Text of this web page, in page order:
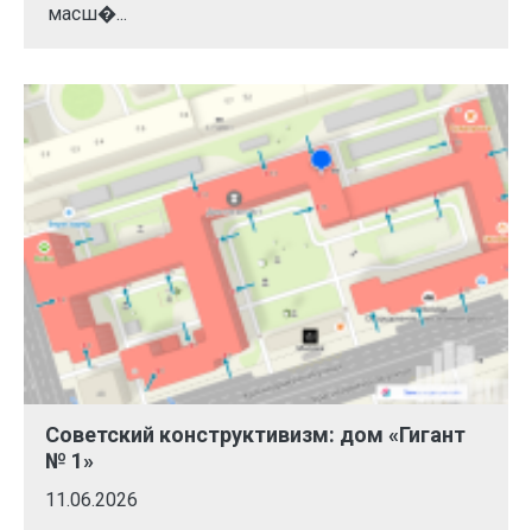
масш�...
Советский конструктивизм: дом «Гигант
№ 1»
11.06.2026